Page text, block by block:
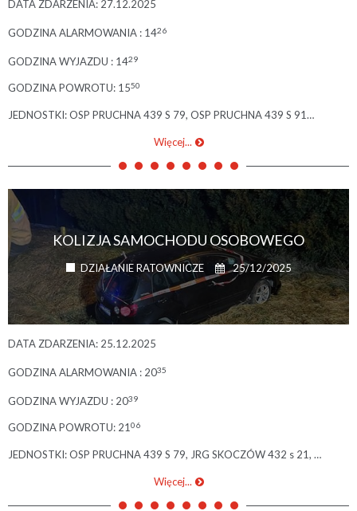
DATA ZDARZENIA: 27.12.2025
GODZINA ALARMOWANIA : 1426
GODZINA WYJAZDU : 1429
GODZINA POWROTU: 1550
JEDNOSTKI: OSP PRUCHNA 439 S 79, OSP PRUCHNA 439 S 91…
Więcej...
KOLIZJA SAMOCHODU OSOBOWEGO
DZIAŁANIE RATOWNICZE 25/12/2025
DATA ZDARZENIA: 25.12.2025
GODZINA ALARMOWANIA : 2035
GODZINA WYJAZDU : 2039
GODZINA POWROTU: 21 06
JEDNOSTKI: OSP PRUCHNA 439 S 79, JRG SKOCZÓW 432 s 21, …
Więcej...